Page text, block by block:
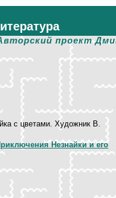
проект
с цветами. Художник В.
Незнайки и его